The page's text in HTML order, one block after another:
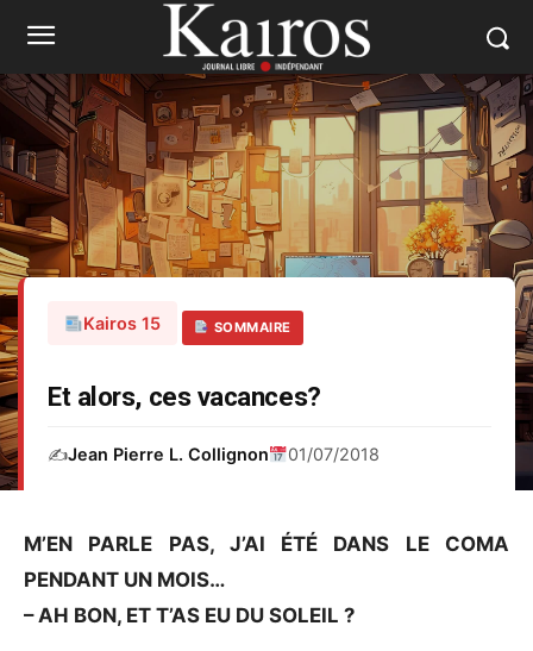
Kairos 15 SOMMAIRE
Et alors, ces vacances?
✍️Jean Pierre L. Collignon 01/07/2018
M’EN PARLE PAS, J’AI ÉTÉ DANS LE COMA
PENDANT UN MOIS…
– AH BON, ET T’AS EU DU SOLEIL ?